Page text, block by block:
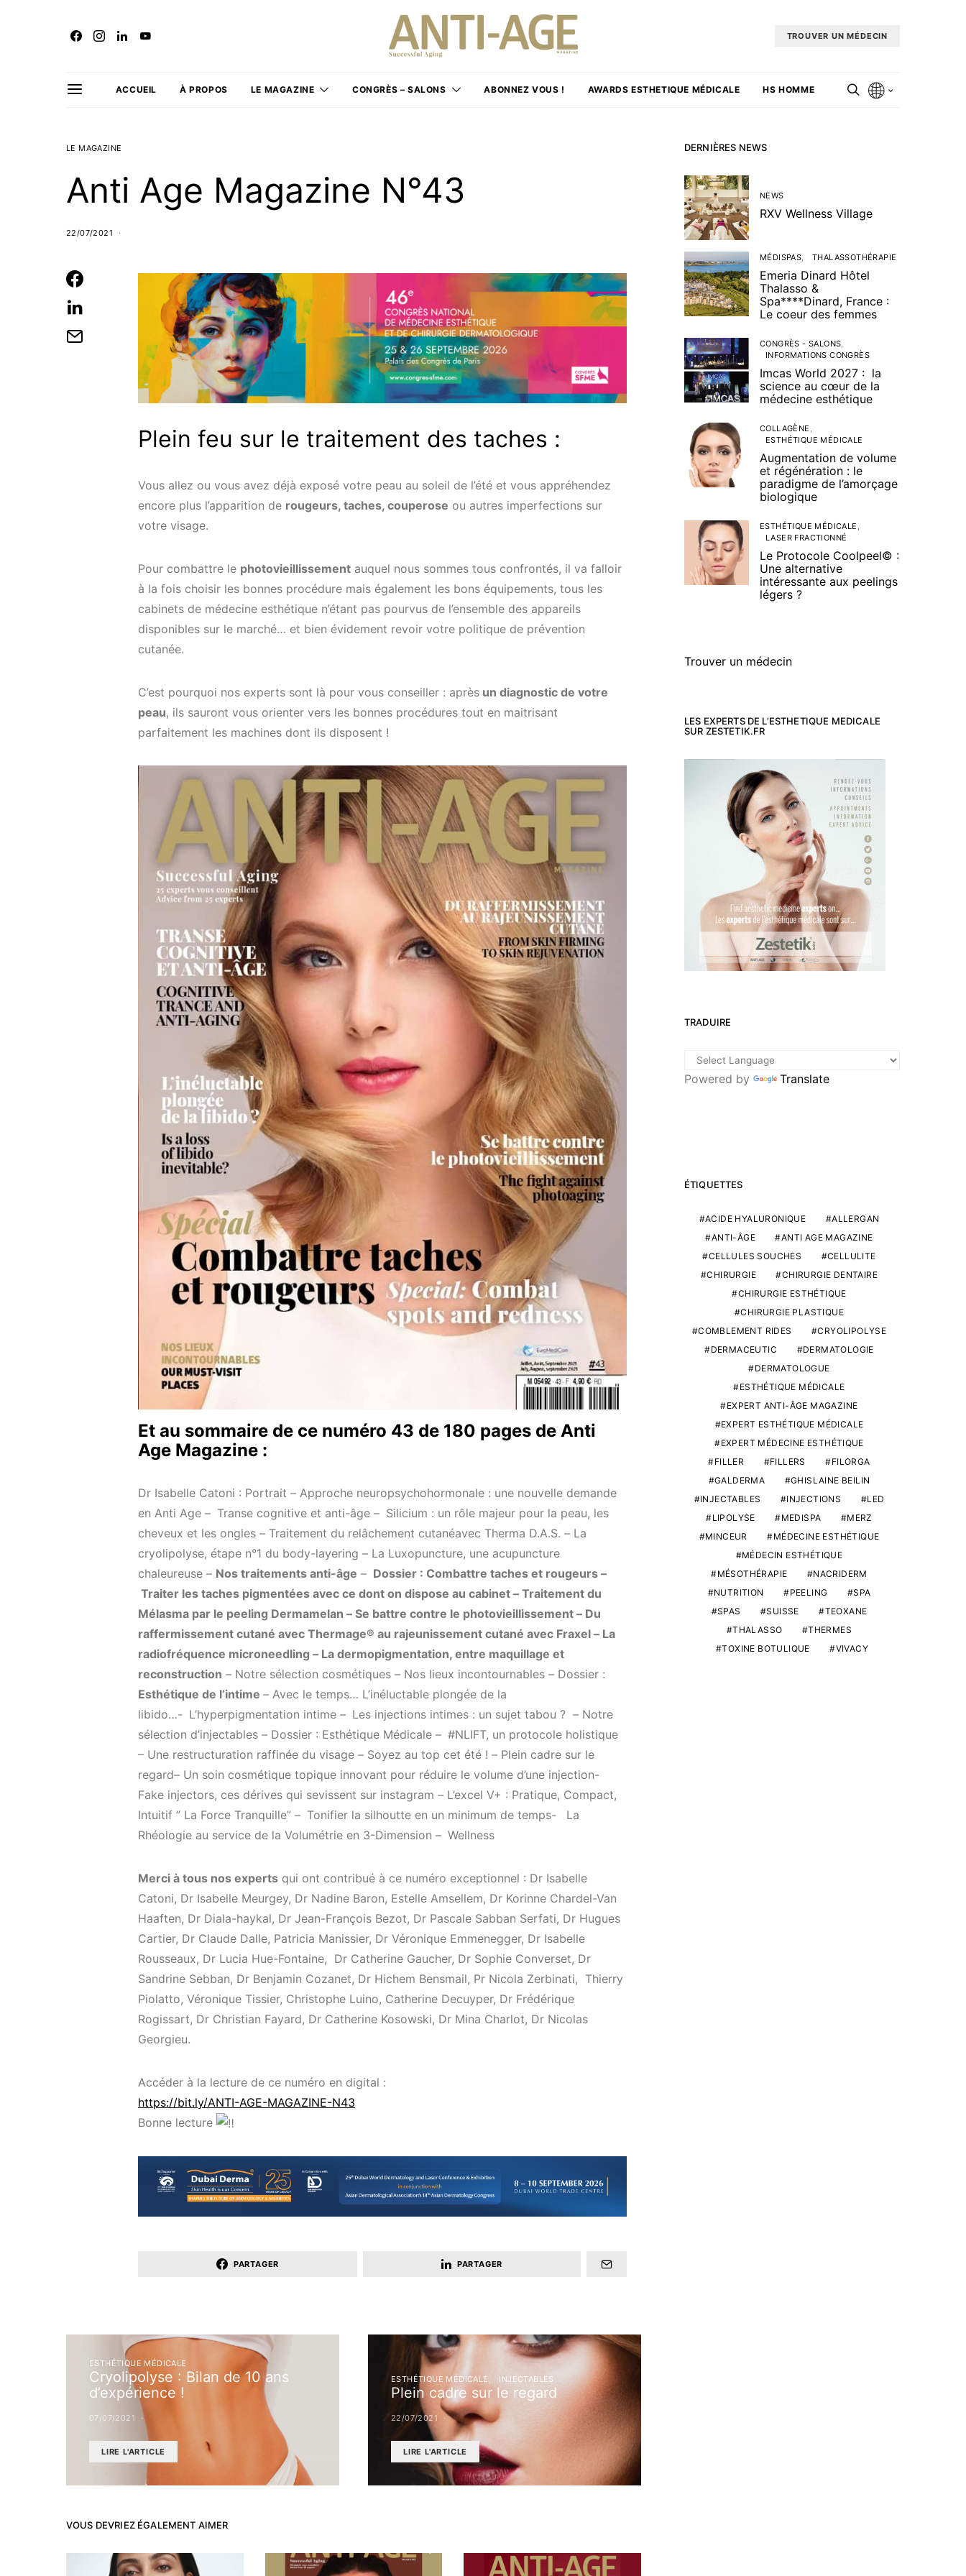
TROUVER UN MÉDECIN
ACCUEIL À PROPOS LE MAGAZINE CONGRÈS – SALONS ABONNEZ VOUS ! AWARDS ESTHETIQUE MÉDICALE HS HOMME
LE MAGAZINE
Anti Age Magazine N°43
22/07/2021
Plein feu sur le traitement des taches :
Vous allez ou vous avez déjà exposé votre peau au soleil de l’été et vous appréhendez
encore plus l’apparition de rougeurs, taches, couperose ou autres imperfections sur
votre visage.
Pour combattre le photovieillissement auquel nous sommes tous confrontés, il va falloir
à la fois choisir les bonnes procédure mais également les bons équipements, tous les
cabinets de médecine esthétique n’étant pas pourvus de l’ensemble des appareils
disponibles sur le marché… et bien évidement revoir votre politique de prévention
cutanée.
C’est pourquoi nos experts sont là pour vous conseiller : après un diagnostic de votre
peau, ils sauront vous orienter vers les bonnes procédures tout en maitrisant
parfaitement les machines dont ils disposent !
Et au sommaire de ce numéro 43 de 180 pages de Anti
Age Magazine :
Dr Isabelle Catoni : Portrait – Approche neuropsychohormonale : une nouvelle demande
en Anti Age – Transe cognitive et anti-âge – Silicium : un rôle majeur pour la peau, les
cheveux et les ongles – Traitement du relâchement cutanéavec Therma D.A.S. – La
cryolipolyse, étape n°1 du body-layering – La Luxopuncture, une acupuncture
chaleureuse – Nos traitements anti-âge – Dossier : Combattre taches et rougeurs –
Traiter les taches pigmentées avec ce dont on dispose au cabinet – Traitement du
Mélasma par le peeling Dermamelan – Se battre contre le photovieillissement – Du
raffermissement cutané avec Thermage® au rajeunissement cutané avec Fraxel – La
radiofréquence microneedling – La dermopigmentation, entre maquillage et
reconstruction – Notre sélection cosmétiques – Nos lieux incontournables – Dossier :
Esthétique de l’intime – Avec le temps… L’inéluctable plongée de la
libido…- L’hyperpigmentation intime – Les injections intimes : un sujet tabou ? – Notre
sélection d’injectables – Dossier : Esthétique Médicale – #NLIFT, un protocole holistique
– Une restructuration raffinée du visage – Soyez au top cet été ! – Plein cadre sur le
regard– Un soin cosmétique topique innovant pour réduire le volume d’une injection-
Fake injectors, ces dérives qui sevissent sur instagram – L’excel V+ : Pratique, Compact,
Intuitif ” La Force Tranquille” – Tonifier la silhoutte en un minimum de temps-
La
Rhéologie au service de la Volumétrie en 3-Dimension – Wellness
Merci à tous nos experts qui ont contribué à ce numéro exceptionnel : Dr Isabelle
Catoni, Dr Isabelle Meurgey, Dr Nadine Baron, Estelle Amsellem, Dr Korinne Chardel-Van
Haaften, Dr Diala-haykal, Dr Jean-François Bezot, Dr Pascale Sabban Serfati, Dr Hugues
Cartier, Dr Claude Dalle, Patricia Manissier, Dr Véronique Emmenegger, Dr Isabelle
Rousseaux, Dr Lucia Hue-Fontaine, Dr Catherine Gaucher, Dr Sophie Converset, Dr
Sandrine Sebban, Dr Benjamin Cozanet, Dr Hichem Bensmail, Pr Nicola Zerbinati, Thierry
Piolatto, Véronique Tissier, Christophe Luino, Catherine Decuyper, Dr Frédérique
Rogissart, Dr Christian Fayard, Dr Catherine Kosowski, Dr Mina Charlot, Dr Nicolas
Georgieu.
Accéder à la lecture de ce numéro en digital :
https://bit.ly/ANTI-AGE-MAGAZINE-N43⁣
Bonne lecture
PARTAGER PARTAGER
ESTHÉTIQUE MÉDICALE
Cryolipolyse : Bilan de 10 ans
d’expérience !
07/07/2021
LIRE L'ARTICLE
ESTHÉTIQUE MÉDICALE INJECTABLES
Plein cadre sur le regard
22/07/2021
LIRE L'ARTICLE
VOUS DEVRIEZ ÉGALEMENT AIMER
DERNIÈRES NEWS
NEWS
RXV Wellness Village
MÉDISPAS THALASSOTHÉRAPIE
Emeria Dinard Hôtel
Thalasso &
Spa****Dinard, France :
Le coeur des femmes
CONGRÈS - SALONS
INFORMATIONS CONGRÈS
Imcas World 2027 : la
science au cœur de la
médecine esthétique
COLLAGÈNE
ESTHÉTIQUE MÉDICALE
Augmentation de volume
et régénération : le
paradigme de l’amorçage
biologique
ESTHÉTIQUE MÉDICALE
LASER FRACTIONNÉ
Le Protocole Coolpeel© :
Une alternative
intéressante aux peelings
légers ?
Trouver un médecin
LES EXPERTS DE L’ESTHETIQUE MEDICALE
SUR ZESTETIK.FR
TRADUIRE
Powered by Translate
ÉTIQUETTES
ACIDE HYALURONIQUE
ALLERGAN
ANTI-ÂGE
ANTI AGE MAGAZINE
CELLULES SOUCHES
CELLULITE
CHIRURGIE
CHIRURGIE DENTAIRE
CHIRURGIE ESTHÉTIQUE
CHIRURGIE PLASTIQUE
COMBLEMENT RIDES
CRYOLIPOLYSE
DERMACEUTIC
DERMATOLOGIE
DERMATOLOGUE
ESTHÉTIQUE MÉDICALE
EXPERT ANTI-ÂGE MAGAZINE
EXPERT ESTHÉTIQUE MÉDICALE
EXPERT MÉDECINE ESTHÉTIQUE
FILLER
FILLERS
FILORGA
GALDERMA
GHISLAINE BEILIN
INJECTABLES
INJECTIONS
LED
LIPOLYSE
MEDISPA
MERZ
MINCEUR
MÉDECINE ESTHÉTIQUE
MÉDECIN ESTHÉTIQUE
MÉSOTHÉRAPIE
NACRIDERM
NUTRITION
PEELING
SPA
SPAS
SUISSE
TEOXANE
THALASSO
THERMES
TOXINE BOTULIQUE
VIVACY